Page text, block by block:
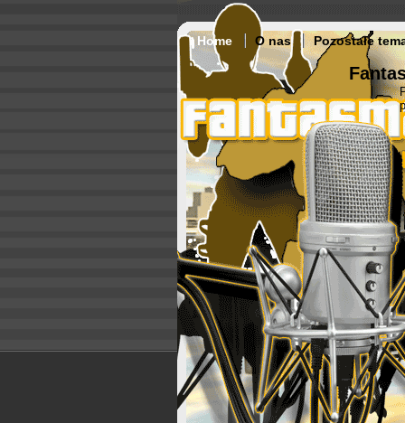
Home O nas Pozostałe